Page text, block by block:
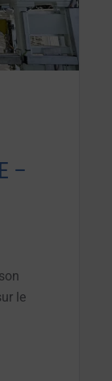
–
le